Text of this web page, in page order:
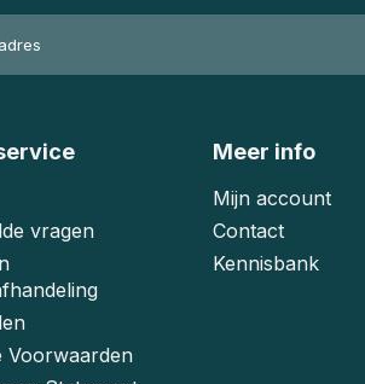
vragen
Voorwaarden
Meer info
Mijn account
Contact
Kennisbank